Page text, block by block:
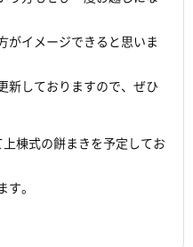
がイメージできると思いま
新しておりますので、ぜひ
棟式の餅まきを予定してお
す。